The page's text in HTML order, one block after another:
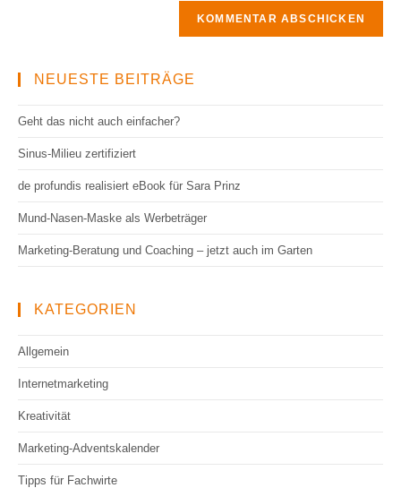
NEUESTE BEITRÄGE
Geht das nicht auch einfacher?
Sinus-Milieu zertifiziert
de profundis realisiert eBook für Sara Prinz
Mund-Nasen-Maske als Werbeträger
Marketing-Beratung und Coaching – jetzt auch im Garten
KATEGORIEN
Allgemein
Internetmarketing
Kreativität
Marketing-Adventskalender
Tipps für Fachwirte